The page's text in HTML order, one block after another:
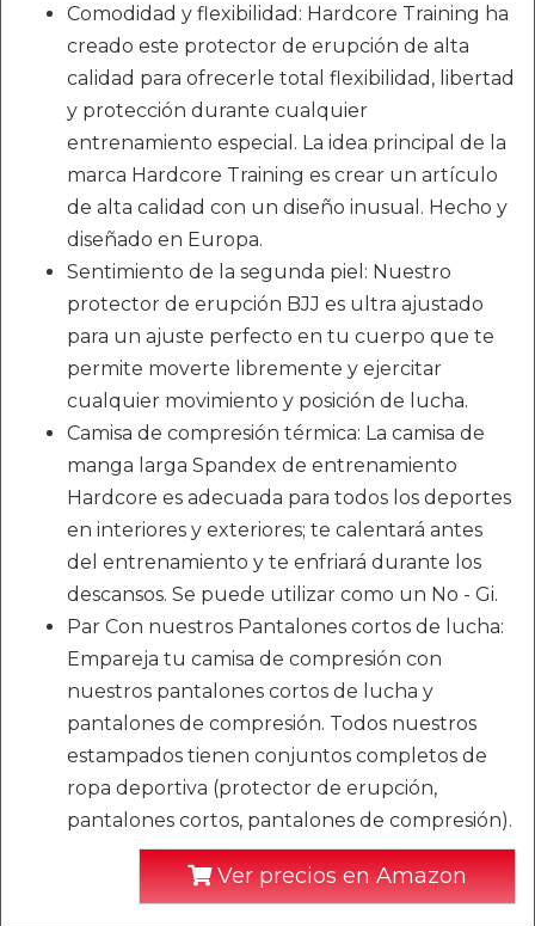
Comodidad y flexibilidad: Hardcore Training ha
creado este protector de erupción de alta
calidad para ofrecerle total flexibilidad, libertad
y protección durante cualquier
entrenamiento especial. La idea principal de la
marca Hardcore Training es crear un artículo
de alta calidad con un diseño inusual. Hecho y
diseñado en Europa.
Sentimiento de la segunda piel: Nuestro
protector de erupción BJJ es ultra ajustado
para un ajuste perfecto en tu cuerpo que te
permite moverte libremente y ejercitar
cualquier movimiento y posición de lucha.
Camisa de compresión térmica: La camisa de
manga larga Spandex de entrenamiento
Hardcore es adecuada para todos los deportes
en interiores y exteriores; te calentará antes
del entrenamiento y te enfriará durante los
descansos. Se puede utilizar como un No - Gi.
Par Con nuestros Pantalones cortos de lucha:
Empareja tu camisa de compresión con
nuestros pantalones cortos de lucha y
pantalones de compresión. Todos nuestros
estampados tienen conjuntos completos de
ropa deportiva (protector de erupción,
pantalones cortos, pantalones de compresión).
Ver precios en Amazon